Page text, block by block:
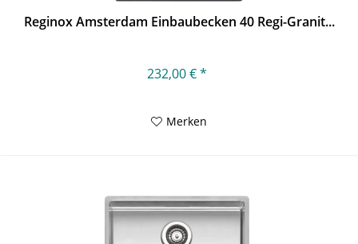
Reginox Amsterdam Einbaubecken 40 Regi-Granit...
232,00 € *
Merken